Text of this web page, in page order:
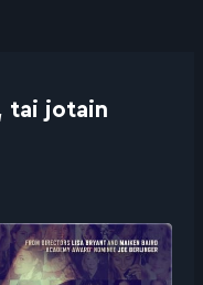
tai jotain